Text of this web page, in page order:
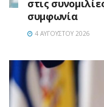
στις
συμφωνία
4 ΑΥΓΟΎΣΤΟΥ 2026